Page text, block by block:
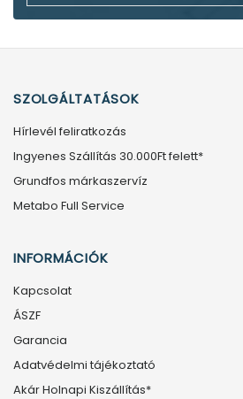
SZOLGÁLTATÁSOK
Hírlevél feliratkozás
Ingyenes Szállítás 30.000Ft felett*
Grundfos márkaszervíz
Metabo Full Service
INFORMÁCIÓK
Kapcsolat
ÁSZF
Garancia
Adatvédelmi tájékoztató
Akár Holnapi Kiszállítás*